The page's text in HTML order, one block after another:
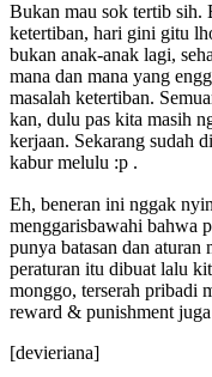
Bukan mau sok tertib sih.
ketertiban, hari gini gitu
bukan anak-anak lagi,
mana dan mana yang
masalah ketertiban.
kan, dulu pas kita masih
kerjaan. Sekarang sudah
kabur melulu :p .
Eh, beneran ini nggak
menggarisbawahi bahwa
punya batasan dan aturan
peraturan itu dibuat lalu
monggo, terserah pribadi
reward & punishment
[devieriana]